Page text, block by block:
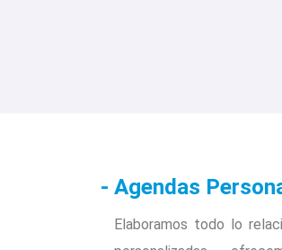
- Agendas
Elaboramos todo lo